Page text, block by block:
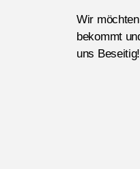
Wir
bekommt
uns